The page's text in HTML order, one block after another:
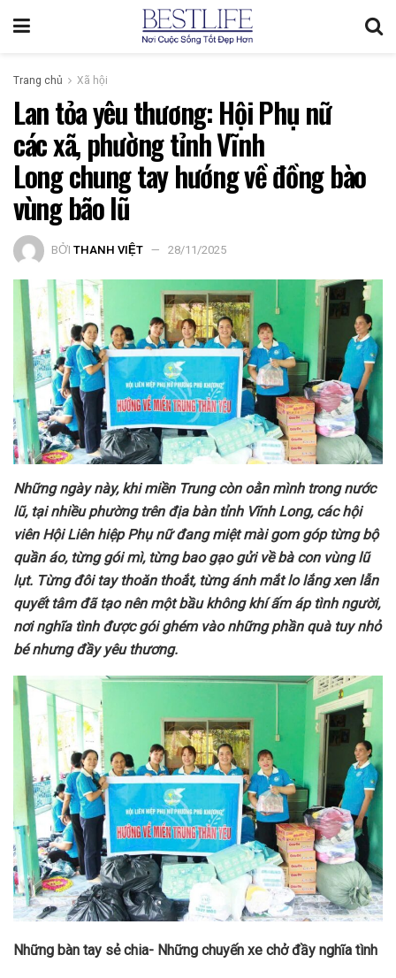
Trang chủ Xã hội
Lan tỏa yêu thương: Hội Phụ nữ
các xã, phường tỉnh Vĩnh
Long chung tay hướng về đồng bào
vùng bão lũ
BỞI THANH VIỆT 28/11/2025
Những ngày này, khi miền Trung còn oằn mình trong nước
lũ, tại nhiều phường trên địa bàn tỉnh Vĩnh Long, các hội
viên Hội Liên hiệp Phụ nữ đang miệt mài gom góp từng bộ
quần áo, từng gói mì, từng bao gạo gửi về bà con vùng lũ
lụt. Từng đôi tay thoăn thoắt, từng ánh mắt lo lắng xen lẫn
quyết tâm đã tạo nên một bầu không khí ấm áp tình người,
nơi nghĩa tình được gói ghém vào những phần quà tuy nhỏ
bé nhưng đầy yêu thương.
Những bàn tay sẻ chia- Những chuyến xe chở đầy nghĩa tình